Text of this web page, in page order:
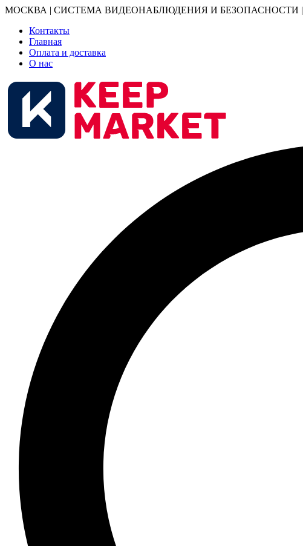
МОСКВА | СИСТЕМА ВИДЕОНАБЛЮДЕНИЯ И БЕЗОПАСНОСТИ |
Контакты
Главная
Оплата и доставка
О нас